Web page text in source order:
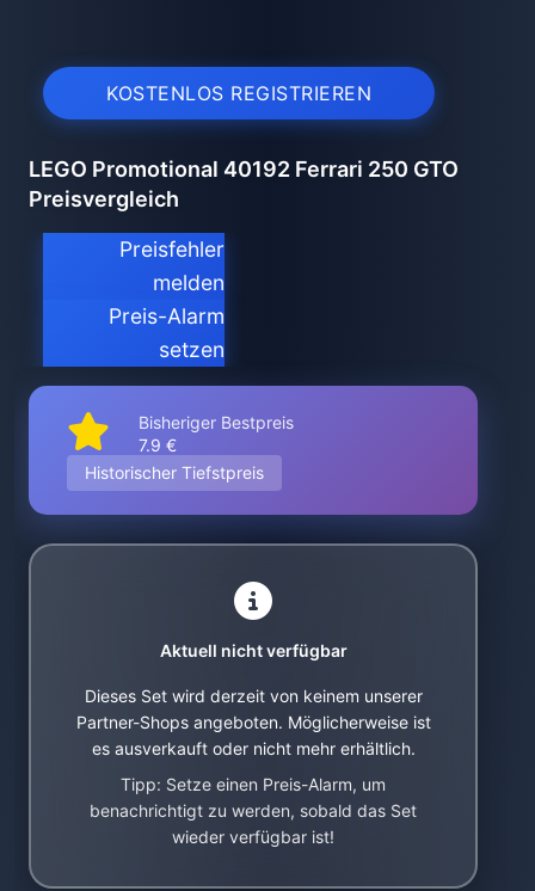
KOSTENLOS REGISTRIEREN
LEGO Promotional 40192 Ferrari 250 GTO
Preisvergleich
Preisfehler
melden
Preis-Alarm
setzen
Bisheriger Bestpreis
7.9 €
Historischer Tiefstpreis
Aktuell nicht verfügbar
Dieses Set wird derzeit von keinem unserer
Partner-Shops angeboten. Möglicherweise ist
es ausverkauft oder nicht mehr erhältlich.
Tipp: Setze einen Preis-Alarm, um
benachrichtigt zu werden, sobald das Set
wieder verfügbar ist!